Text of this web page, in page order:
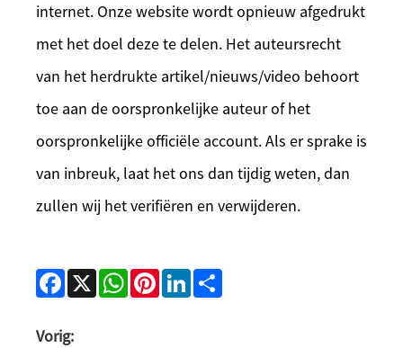
internet. Onze website wordt opnieuw afgedrukt
met het doel deze te delen. Het auteursrecht
van het herdrukte artikel/nieuws/video behoort
toe aan de oorspronkelijke auteur of het
oorspronkelijke officiële account. Als er sprake is
van inbreuk, laat het ons dan tijdig weten, dan
zullen wij het verifiëren en verwijderen.
Facebook
X WhatsAppPinterestLinkedIn
Vorig: